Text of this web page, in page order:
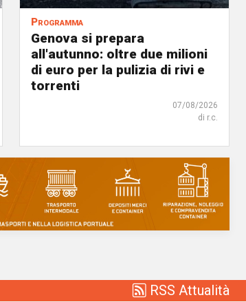
Programma
Genova si prepara
all'autunno: oltre due milioni
di euro per la pulizia di rivi e
torrenti
07/08/2026
di r.c.
RSS Attualità